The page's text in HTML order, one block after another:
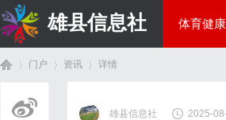
雄县信息社 体育健康
门户 资讯 详情
雄县信息社 2025-